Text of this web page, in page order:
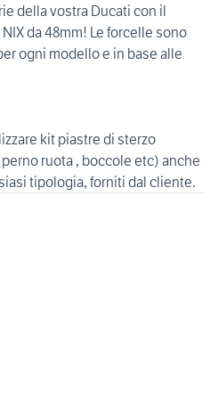
della vostra Ducati con il
da 48mm! Le forcelle sono
ogni modello e in base alle
kit piastre di sterzo
ruota , boccole etc) anche
tipologia, forniti dal cliente.